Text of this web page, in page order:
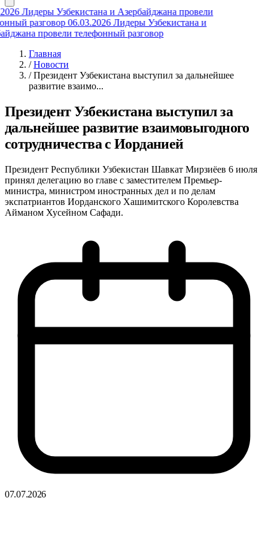
Лидеры Узбекистана и Азербайджана провели
разговор 06.03.2026 Лидеры Узбекистана и
провели телефонный разговор
Главная
/ Новости
/ Президент Узбекистана выступил за дальнейшее
развитие взаимо...
Президент Узбекистана выступил за
дальнейшее развитие взаимовыгодного
сотрудничества с Иорданией
Президент Республики Узбекистан Шавкат Мирзиёев 6 июля
принял делегацию во главе с заместителем Премьер-
министра, министром иностранных дел и по делам
экспатриантов Иорданского Хашимитского Королевства
Айманом Хусейном Сафади.
07.07.2026